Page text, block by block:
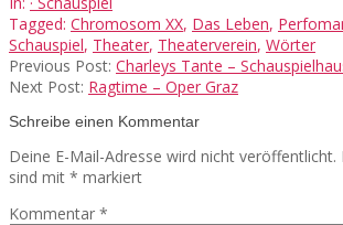
19
Tagged: Chromosom XX, Das Leben,
Schauspiel, Theater, Theaterverein, Wörter
Previous Post: Charleys Tante –
Next Post: Ragtime – Oper Graz
Schreibe einen Kommentar
Deine E-Mail-Adresse wird nicht veröffentlicht.
sind mit * markiert
Kommentar *